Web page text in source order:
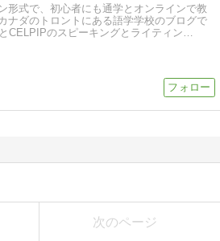
形式で、初心者にも通学とオンラインで教
ナダのトロントにある語学学校のブログで
とCELPIPのスピーキングとライティン…
次のページ